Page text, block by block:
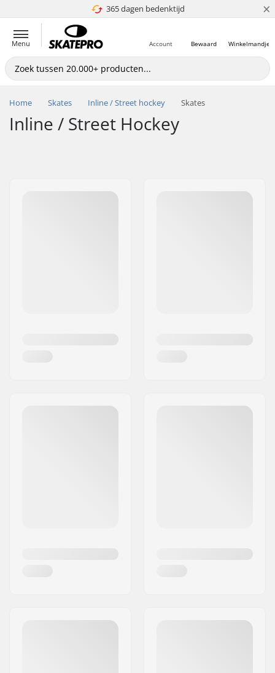
365 dagen bedenktijd
4.8 van 5 ×
Menu Winkelmandje
Bewaard
Account
Home Skates Inline / Street hockey Skates
Inline / Street Hockey